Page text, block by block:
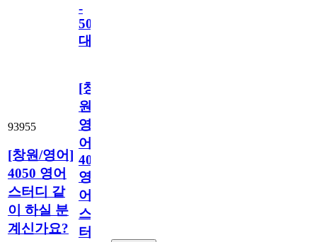
-
50
대
93955
[창원/영어]
4050 영어
스터디 같
이 하실 분
계신가요?
[창
원/
영
어]
4050
영
어
스
터